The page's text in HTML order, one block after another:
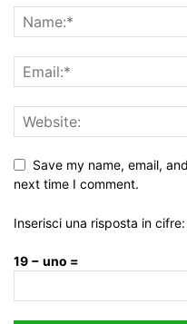
Save my name, email,
next time I comment.
Inserisci una risposta in cifre:
19 − uno =